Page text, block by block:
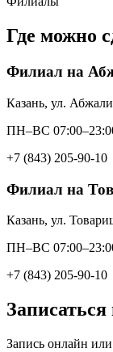
Где можно
Филиал на
Казань, ул.
ПН–ВС
+7 (843) 205-90-10
Филиал на
Казань, ул.
ПН–ВС
+7 (843) 205-90-10
Запись онлайн